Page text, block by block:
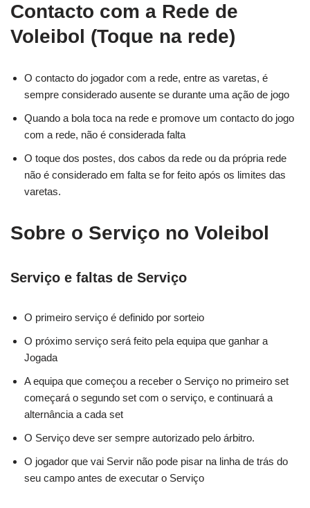
Contacto com a Rede de
Voleibol (Toque na rede)
O contacto do jogador com a rede, entre as varetas, é
sempre considerado ausente se durante uma ação de jogo
Quando a bola toca na rede e promove um contacto do jogo
com a rede, não é considerada falta
O toque dos postes, dos cabos da rede ou da própria rede
não é considerado em falta se for feito após os limites das
varetas.
Sobre o Serviço no Voleibol
Serviço e faltas de Serviço
O primeiro serviço é definido por sorteio
O próximo serviço será feito pela equipa que ganhar a
Jogada
A equipa que começou a receber o Serviço no primeiro set
começará o segundo set com o serviço, e continuará a
alternância a cada set
O Serviço deve ser sempre autorizado pelo árbitro.
O jogador que vai Servir não pode pisar na linha de trás do
seu campo antes de executar o Serviço